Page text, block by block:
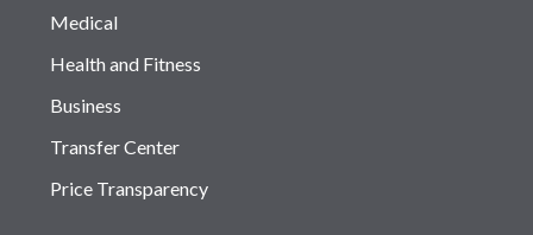
Medical
Health and Fitness
Business
Transfer Center
Price Transparency